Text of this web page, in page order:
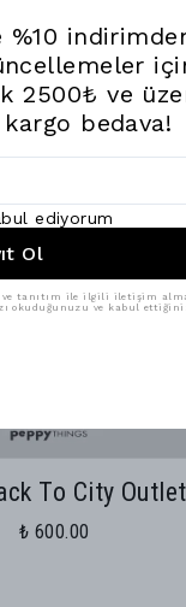
To City Outlet
₺ 600.00
2500₺ ve
bedava!
ediyorum
Ol
tanıtım ile ilgili iletişim
okuduğunuzu ve kabul